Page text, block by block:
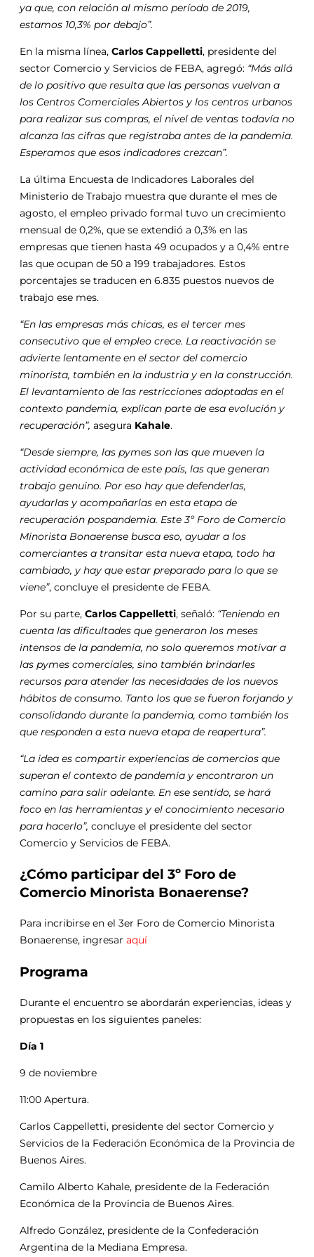
ya que, con relación al mismo período de 2019,
estamos 10,3% por debajo”.
En la misma línea, Carlos Cappelletti, presidente del
sector Comercio y Servicios de FEBA, agregó: “Más allá
de lo positivo que resulta que las personas vuelvan a
los Centros Comerciales Abiertos y los centros urbanos
para realizar sus compras, el nivel de ventas todavía no
alcanza las cifras que registraba antes de la pandemia.
Esperamos que esos indicadores crezcan”.
La última Encuesta de Indicadores Laborales del
Ministerio de Trabajo muestra que durante el mes de
agosto, el empleo privado formal tuvo un crecimiento
mensual de 0,2%, que se extendió a 0,3% en las
empresas que tienen hasta 49 ocupados y a 0,4% entre
las que ocupan de 50 a 199 trabajadores. Estos
porcentajes se traducen en 6.835 puestos nuevos de
trabajo ese mes.
“En las empresas más chicas, es el tercer mes
consecutivo que el empleo crece. La reactivación se
advierte lentamente en el sector del comercio
minorista, también en la industria y en la construcción.
El levantamiento de las restricciones adoptadas en el
contexto pandemia, explican parte de esa evolución y
recuperación”, asegura Kahale.
“Desde siempre, las pymes son las que mueven la
actividad económica de este país, las que generan
trabajo genuino. Por eso hay que defenderlas,
ayudarlas y acompañarlas en esta etapa de
recuperación pospandemia. Este 3º Foro de Comercio
Minorista Bonaerense busca eso, ayudar a los
comerciantes a transitar esta nueva etapa, todo ha
cambiado, y hay que estar preparado para lo que se
viene”, concluye el presidente de FEBA.
Por su parte, Carlos Cappelletti, señaló: “Teniendo en
cuenta las dificultades que generaron los meses
intensos de la pandemia, no solo queremos motivar a
las pymes comerciales, sino también brindarles
recursos para atender las necesidades de los nuevos
hábitos de consumo. Tanto los que se fueron forjando y
consolidando durante la pandemia, como también los
que responden a esta nueva etapa de reapertura”.
“La idea es compartir experiencias de comercios que
superan el contexto de pandemia y encontraron un
camino para salir adelante. En ese sentido, se hará
foco en las herramientas y el conocimiento necesario
para hacerlo”, concluye el presidente del sector
Comercio y Servicios de FEBA.
¿Cómo participar del 3º Foro de
Comercio Minorista Bonaerense?
Para incribirse en el 3er Foro de Comercio Minorista
Bonaerense, ingresar aquí
Programa
Durante el encuentro se abordarán experiencias, ideas y
propuestas en los siguientes paneles:
Día 1
9 de noviembre
11:00 Apertura.
Carlos Cappelletti, presidente del sector Comercio y
Servicios de la Federación Económica de la Provincia de
Buenos Aires.
Camilo Alberto Kahale, presidente de la Federación
Económica de la Provincia de Buenos Aires.
Alfredo González, presidente de la Confederación
Argentina de la Mediana Empresa.